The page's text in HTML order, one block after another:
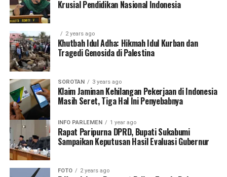
Krusial Pendidikan Nasional Indonesia
2 years ago
Khutbah Idul Adha: Hikmah Idul Kurban dan
Tragedi Genosida di Palestina
SOROTAN 3 years ago
Klaim Jaminan Kehilangan Pekerjaan di Indonesia
Masih Seret, Tiga Hal Ini Penyebabnya
INFO PARLEMEN 1 year ago
Rapat Paripurna DPRD, Bupati Sukabumi
Sampaikan Keputusan Hasil Evaluasi Gubernur
FOTO 2 years ago